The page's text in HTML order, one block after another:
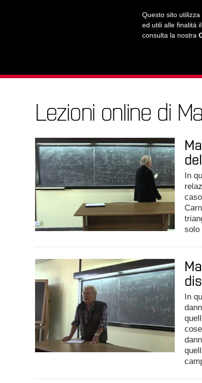
Questo sito
ed utili alle finalità
consulta la nostra
L'AGENDA
Lezioni online di
In
solo
In